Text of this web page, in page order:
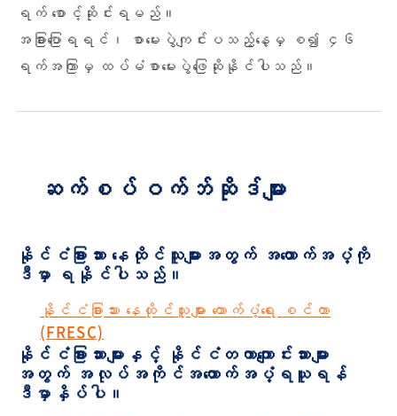
ရက် စောင့်ဆိုင်းရမည်။
အခြားပြောရရင်၊ စာမေးပွဲကျင်းပသည့်နေ့မှ စ၍ ၄၆
ရက်အကြာမှ ထပ်မံစာမေးပွဲဖြေဆိုနိုင်ပါသည်။
ဆက်စပ်ဝက်ဘ်ဆိုဒ်များ
နိုင်ငံခြားသား နေထိုင်သူများအတွက် အထောက်အပံ့ကို
ဒီမှာ ရနိုင်ပါသည်။
နိုင်ငံခြားသား နေထိုင်သူများ ထောက်ပံ့ရေး စင်တာ
(FRESC)
နိုင်ငံခြားသားများနှင့် နိုင်ငံတကာကျောင်းသားများ
အတွက် အလုပ်အကိုင်အထောက်အပံ့ရယူရန်
ဒီမှာနှိပ်ပါ။